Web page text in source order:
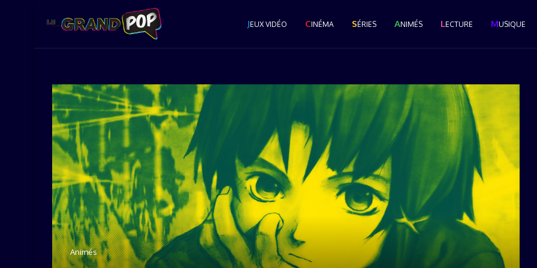
JEUX VIDÉO CINÉMA SÉRIES ANIMÉS LECTURE MUSIQUE
Animés
Le Grand Popcast #28 : La
Cérémonie des Pop...